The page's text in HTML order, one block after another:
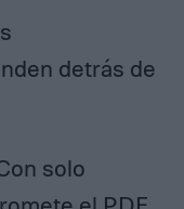
detrás de
solo